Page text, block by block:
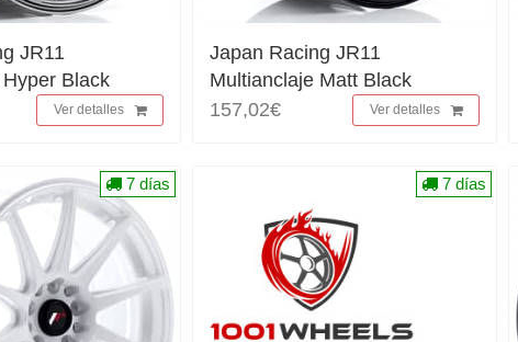
JR11
Black
Ver detalles
Japan Racing JR11
Multianclaje Matt Black
157,02€
Ver detalles
7 días 7 días